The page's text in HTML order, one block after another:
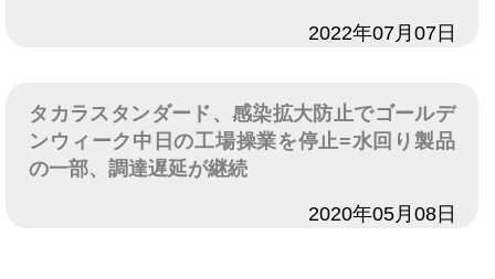
2022年07月07日
タカラスタンダード、感染拡大防止でゴールデ
ンウィーク中日の工場操業を停止=水回り製品
の一部、調達遅延が継続
2020年05月08日